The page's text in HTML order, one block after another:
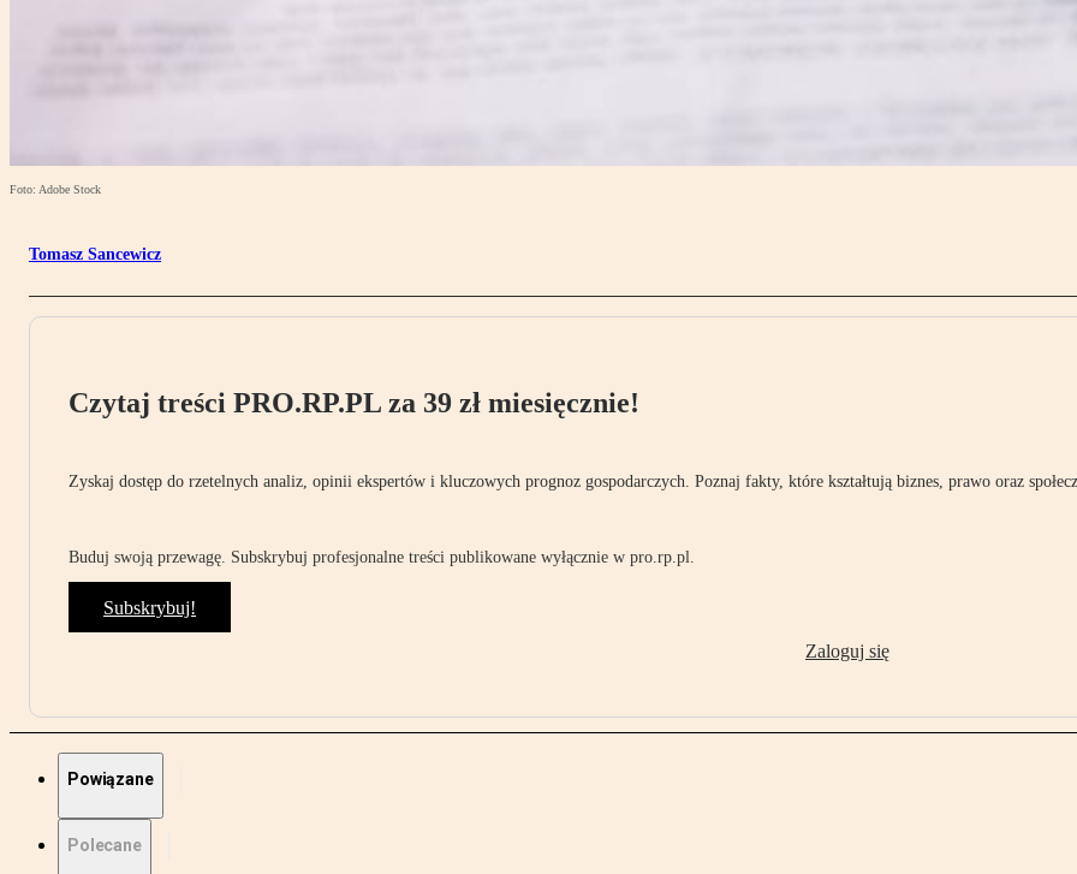
Foto: Adobe Stock
Tomasz Sancewicz
Czytaj treści PRO.RP.PL za 39 zł miesięcznie!
Zyskaj dostęp do rzetelnych analiz, opinii ekspertów i kluczowych prognoz gospodarczych. Poznaj fakty, które kształtują biznes, prawo oraz
Buduj swoją przewagę. Subskrybuj profesjonalne treści publikowane wyłącznie w pro.rp.pl.
Subskrybuj!
Zaloguj się
Powiązane
Polecane